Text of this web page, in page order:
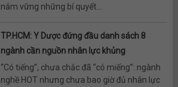
nắm vững những bí quyết...
TP.HCM: Y Dược đứng đầu danh sách 8
ngành cần nguồn nhân lực khủng
“Có tiếng”, chưa chắc đã “có miếng”: ngành
nghề HOT nhưng chưa bao giờ đủ nhân lực